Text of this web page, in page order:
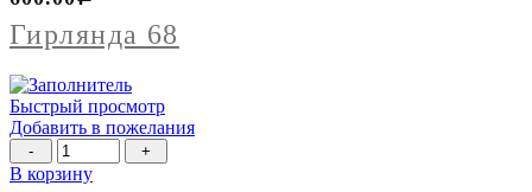
68
Гирлянда 68
Быстрый просмотр
Добавить в пожелания
Количество
товара
В корзину